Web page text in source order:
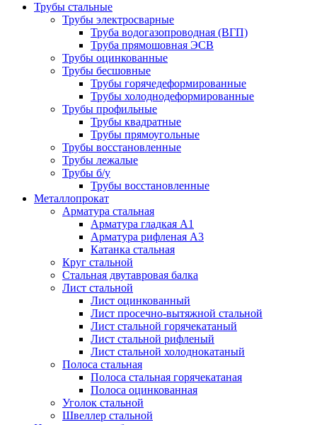
Трубы стальные
Трубы электросварные
Труба водогазопроводная (ВГП)
Труба прямошовная ЭСВ
Трубы оцинкованные
Трубы бесшовные
Трубы горячедеформированные
Трубы холоднодеформированные
Трубы профильные
Трубы квадратные
Трубы прямоугольные
Трубы восстановленные
Трубы лежалые
Трубы б/у
Трубы восстановленные
Металлопрокат
Арматура стальная
Арматура гладкая А1
Арматура рифленая А3
Катанка стальная
Круг стальной
Стальная двутавровая балка
Лист стальной
Лист оцинкованный
Лист просечно-вытяжной стальной
Лист стальной горячекатаный
Лист стальной рифленый
Лист стальной холоднокатаный
Полоса стальная
Полоса стальная горячекатаная
Полоса оцинкованная
Уголок стальной
Швеллер стальной